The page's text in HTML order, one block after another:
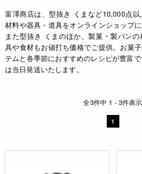
富澤商店は、型抜き くまなど10,000点
材料や器具・道具をオンラインショップ
また型抜き くまのほか、製菓・製パン
具や食材もお値打ち価格でご提供。お菓
テムと各季節におすすめのレシピが豊富
は当日発送いたします。
全3件中 1 - 3件表示
1